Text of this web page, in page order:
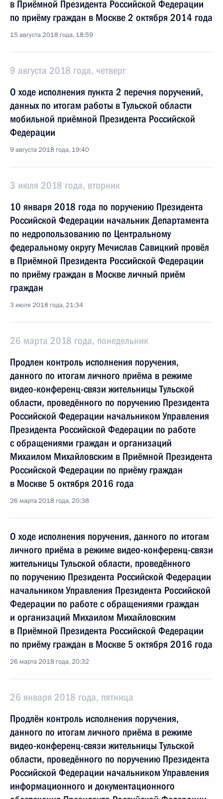
в Приёмной Президента Российской Федерации
по приёму граждан в Москве 2 октября 2014 года
15 августа 2018 года, 18:59
9 августа 2018 года, четверг
О ходе исполнения пункта 2 перечня поручений,
данных по итогам работы в Тульской области
мобильной приёмной Президента Российской
Федерации
9 августа 2018 года, 19:40
3 июля 2018 года, вторник
10 января 2018 года по поручению Президента
Российской Федерации начальник Департамента
по недропользованию по Центральному
федеральному округу Мечислав Савицкий провёл
в Приёмной Президента Российской Федерации
по приёму граждан в Москве личный приём
граждан
3 июля 2018 года, 21:34
26 марта 2018 года, понедельник
Продлен контроль исполнения поручения,
данного по итогам личного приёма в режиме
видео-конференц-связи жительницы Тульской
области, проведённого по поручению Президента
Российской Федерации начальником Управления
Президента Российской Федерации по работе
с обращениями граждан и организаций
Михаилом Михайловским в Приёмной Президента
Российской Федерации по приёму граждан
в Москве 5 октября 2016 года
26 марта 2018 года, 20:38
О ходе исполнения поручения, данного по итогам
личного приёма в режиме видео-конференц-связи
жительницы Тульской области, проведённого
по поручению Президента Российской Федерации
начальником Управления Президента Российской
Федерации по работе с обращениями граждан
и организаций Михаилом Михайловским
в Приёмной Президента Российской Федерации
по приёму граждан в Москве 5 октября 2016 года
26 марта 2018 года, 20:32
26 января 2018 года, пятница
Продлён контроль исполнения поручения,
данного по итогам личного приёма в режиме
видео-конференц-связи жительницы Тульской
области, проведённого по поручению Президента
Российской Федерации начальником Управления
информационного и документационного